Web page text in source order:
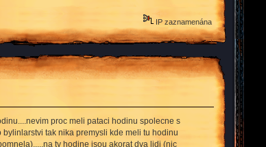
IP zaznamenána
proc meli pataci hodinu spolecne s
tak nika premysli kde meli tu hodinu
ty hodine jsou akorat dva lidi (nic